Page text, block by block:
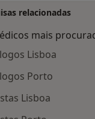
relacionadas
mais
Lisboa
Porto
Lisboa